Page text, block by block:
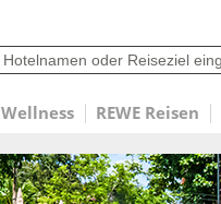
Wellness REWE Reisen